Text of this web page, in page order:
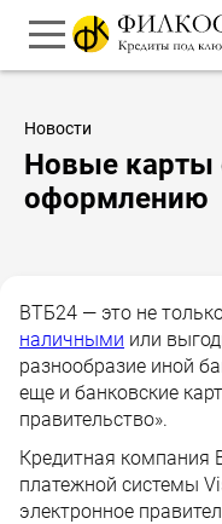
Новости
Новые карты
оформлению
ВТБ24 — это не
наличными или
разнообразие иной
еще и банковские
правительство».
Кредитная компания
платежной системы
электронное